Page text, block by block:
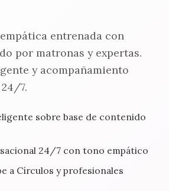
entrenada con
por matronas y expertas.
y acompañamiento
7.
sobre base de contenido
24/7 con tono empático
a Círculos y profesionales